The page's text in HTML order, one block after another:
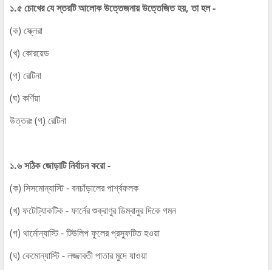
১.৫ চোখের যে স্তরটি আলোক উত্তেজনায় উত্তেজিত হয়, তা হল -
(ক) স্ক্লেরা
(খ) কোরয়েড
(গ) রেটিনা
(ঘ) কর্ণিয়া
উত্তরঃ (গ) রেটিনা
১.৬ সঠিক জোড়াটি নির্বাচন করো -
(ক) সিসমোন্যাস্টি - বনচাঁড়ালের পার্শ্বফলক
(খ) ফটোট্যাকটিক - ফার্নের শুক্রাণুর ডিম্বানুর দিকে গমন
(গ) থার্মোন্যাস্টি - টিউলিপ ফুলের প্রস্ফুটিত হওয়া
(ঘ) কেমোন্যাস্টি - লজ্জাবতী পাতার মুদে যাওয়া